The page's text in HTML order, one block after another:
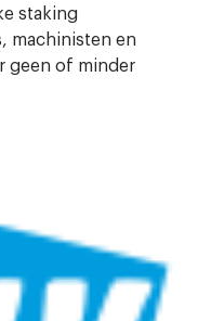
staking
machinisten en
geen of minder